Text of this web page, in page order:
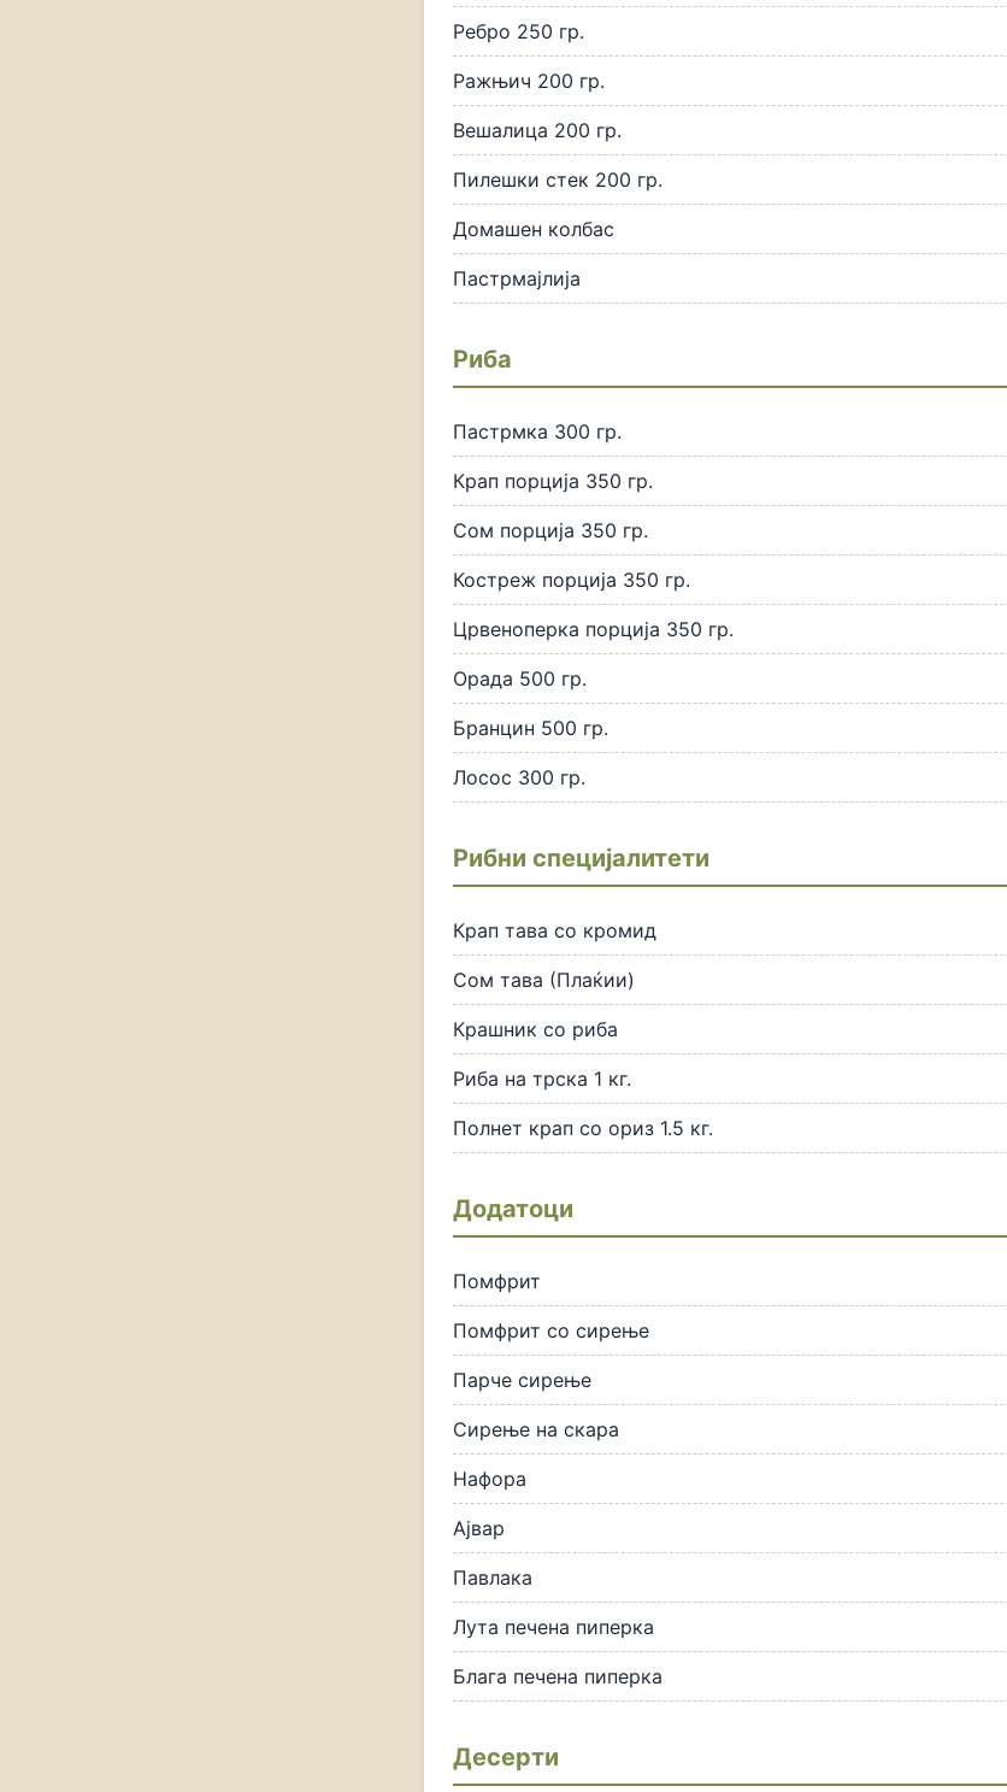
Ребро 250 гр.
Ражњич 200 гр.
Вешалица 200 гр.
Пилешки стек 200 гр.
Домашен колбас
Пастрмајлија
Риба
Пастрмка 300 гр.
Крап порција 350 гр.
Сом порција 350 гр.
Костреж порција 350 гр.
Црвеноперка порција 350 гр.
Орада 500 гр.
Бранцин 500 гр.
Лосос 300 гр.
Рибни специјалитети
Крап тава со кромид
Сом тава (Плаќии)
Крашник со риба
Риба на трска 1 кг.
Полнет крап со ориз 1.5 кг.
Додатоци
Помфрит
Помфрит со сирење
Парче сирење
Сирење на скара
Нафора
Ајвар
Павлака
Лута печена пиперка
Блага печена пиперка
Десерти